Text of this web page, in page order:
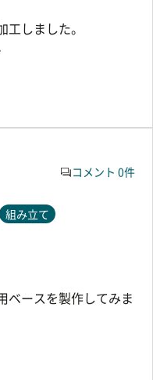
しました。
コメント 0件
組み立て
ベースを製作してみま